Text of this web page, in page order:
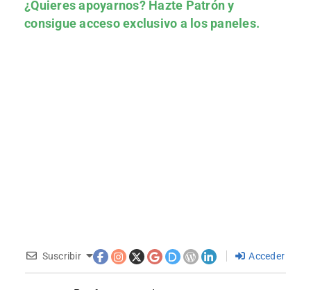
¿Quieres apoyarnos? Hazte Patróny
consigue acceso exclusivo a los paneles.
Suscribir Acceder